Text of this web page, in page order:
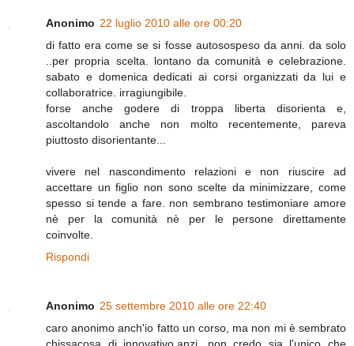
Anonimo 22 luglio 2010 alle ore 00:20
di fatto era come se si fosse autosospeso da anni. da solo
..per propria scelta. lontano da comunità e celebrazione.
sabato e domenica dedicati ai corsi organizzati da lui e
collaboratrice. irragiungibile.
forse anche godere di troppa liberta disorienta e,
ascoltandolo anche non molto recentemente, pareva
piuttosto disorientante...
vivere nel nascondimento relazioni e non riuscire ad
accettare un figlio non sono scelte da minimizzare, come
spesso si tende a fare. non sembrano testimoniare amore
nè per la comunità nè per le persone direttamente
coinvolte.
Rispondi
Anonimo 25 settembre 2010 alle ore 22:40
caro anonimo anch'io fatto un corso, ma non mi è sembrato